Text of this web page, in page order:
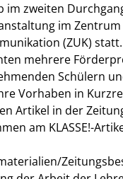
im zweiten
im
(ZUK) statt.
mehrere
Schülern
Vorhaben in
Artikel in der
am KLASSE!-